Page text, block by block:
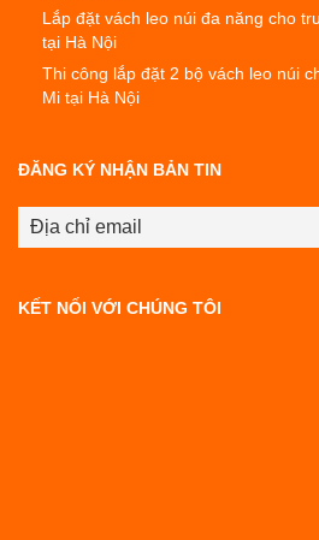
Lắp đặt vách leo núi đa năng cho
tại Hà Nội
Thi công lắp đặt 2 bộ vách leo núi
Mi tại Hà Nội
ĐĂNG KÝ NHẬN BẢN TIN
KẾT NỐI VỚI CHÚNG TÔI